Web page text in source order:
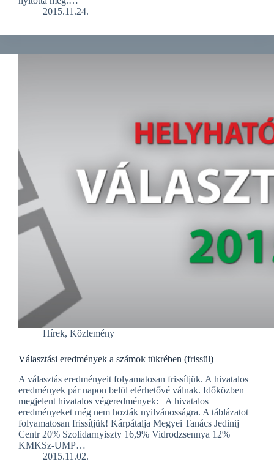
2015.11.24.
Hírek, Közlemény
Választási eredmények a számok tükrében (frissül)
A választás eredményeit folyamatosan frissítjük. A hivatalos
eredmények pár napon belül elérhetővé válnak. Időközben
megjelent hivatalos végeredmények: A hivatalos
eredményeket még nem hozták nyilvánosságra. A táblázatot
folyamatosan frissítjük! Kárpátalja Megyei Tanács Jedinij
Centr 20% Szolidarnyiszty 16,9% Vidrodzsennya 12%
KMKSz-UMP…
2015.11.02.